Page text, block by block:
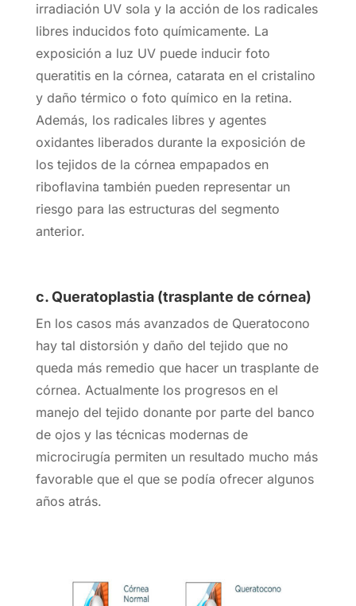
irradiación UV sola y la acción de los radicales
libres inducidos foto químicamente. La
exposición a luz UV puede inducir foto
queratitis en la córnea, catarata en el cristalino
y daño térmico o foto químico en la retina.
Además, los radicales libres y agentes
oxidantes liberados durante la exposición de
los tejidos de la córnea empapados en
riboflavina también pueden representar un
riesgo para las estructuras del segmento
anterior.
c. Queratoplastia (trasplante de córnea)
En los casos más avanzados de Queratocono
hay tal distorsión y daño del tejido que no
queda más remedio que hacer un trasplante de
córnea. Actualmente los progresos en el
manejo del tejido donante por parte del banco
de ojos y las técnicas modernas de
microcirugía permiten un resultado mucho más
favorable que el que se podía ofrecer algunos
años atrás.